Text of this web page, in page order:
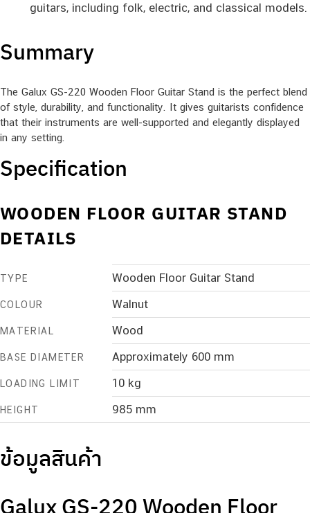
guitars, including folk, electric, and classical models.
Summary
The Galux GS-220 Wooden Floor Guitar Stand is the perfect blend
of style, durability, and functionality. It gives guitarists confidence
that their instruments are well-supported and elegantly displayed
in any setting.
Specification
WOODEN FLOOR GUITAR STAND
DETAILS
TYPE Wooden Floor Guitar Stand
COLOUR Walnut
MATERIAL Wood
BASE DIAMETER Approximately 600 mm
LOADING LIMIT 10 kg
HEIGHT 985 mm
ข้อมูลสินค้า
Galux GS-220 Wooden Floor